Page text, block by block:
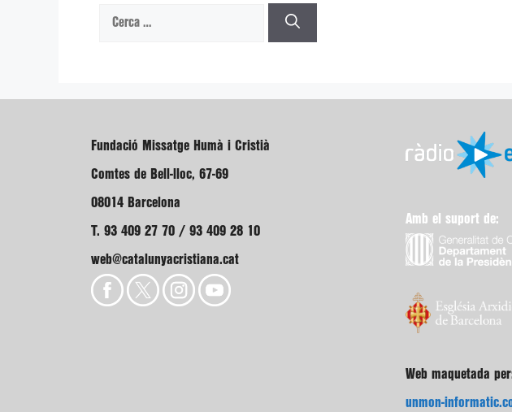
Cerca:
Fundació Missatge Humà i Cristià
Comtes de Bell-lloc, 67-69
08014 Barcelona
T. 93 409 27 70 / 93 409 28 10
web@catalunyacristiana.cat
Amb el suport de:
Web maquetada
unmon-